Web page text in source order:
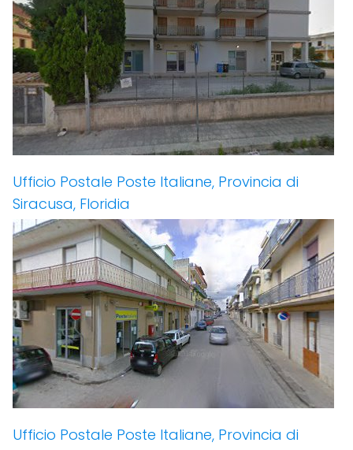
Ufficio Postale Poste Italiane, Provincia di
Siracusa, Floridia
Ufficio Postale Poste Italiane, Provincia di